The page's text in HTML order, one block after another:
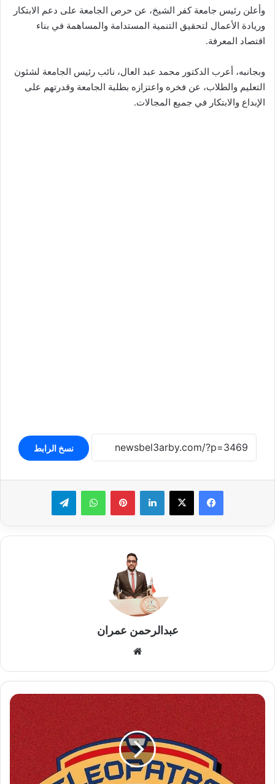
وأعلن رئيس جامعة كفر الشيخ، عن حرص الجامعة على دعم الابتكار
وريادة الأعمال لتحقيق التنمية المستدامة والمساهمة في بناء
اقتصاد المعرفة.
وبجانبه، أعرب الدكتور محمد عبد العال، نائب رئيس الجامعة لشئون
التعليم والطلاب، عن فخره واعتزازه بطلبة الجامعة وقدرتهم على
الإبداع والابتكار في جميع المجالات.
نسخ الرابط
لينكدإن بينتيريستواتساب تيلقرام
عبدالرحمن عمران
ارتفاع
متر"..
سيراميكا
كيلوباترا
يعلن
عن